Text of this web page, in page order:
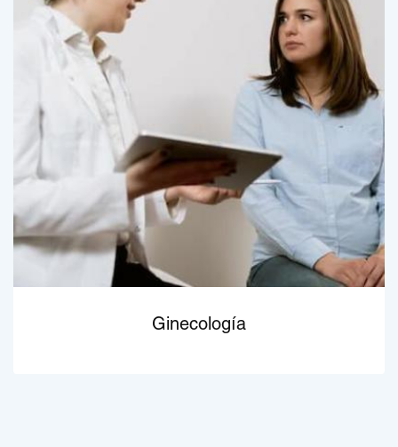
Ginecología